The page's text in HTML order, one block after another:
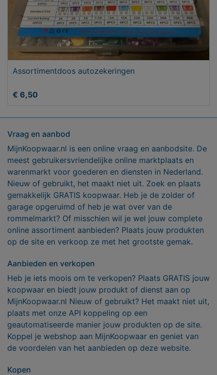
Assortimentdoos autozekeringen
€ 6,50
Vraag en aanbod
MijnKoopwaar.nl is een online vraag en aanbodsite. De
meest gebruikersvriendelijke online marktplaats en
warenmarkt voor goederen en diensten in Nederland.
Nieuw of gebruikt, het maakt niet uit. Zoek en plaats
gemakkelijk GRATIS koopwaar. Heb je de zolder of
garage opgeruimd of heb je wat over van de
rommelmarkt? Of misschien wil je wel jouw complete
online assortiment aanbieden? Plaats jouw produkten
op de site en verkoop ze met het grootste gemak.
Aanbieden en verkopen
Heb je iets moois om te verkopen? Plaats GRATIS jouw
koopwaar en biedt jouw produkt of dienst aan op
MijnKoopwaar.nl Nieuw of gebruikt? Het maakt niet uit,
plaats met onze API koppeling op een
geautomatiseerde manier jouw produkten op de site.
Koppel je webshop aan MijnKoopwaar en geniet van
de voordelen van het aanbieden op deze website.
Kopen